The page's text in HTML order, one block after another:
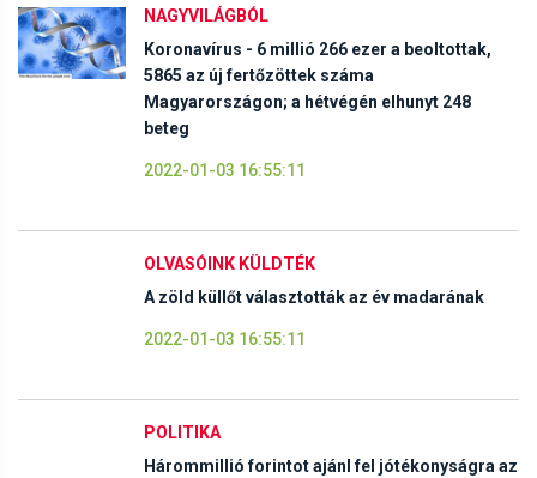
NAGYVILÁGBÓL
Koronavírus - 6 millió 266 ezer a beoltottak,
5865 az új fertőzöttek száma
Magyarországon; a hétvégén elhunyt 248
beteg
2022-01-03 16:55:11
OLVASÓINK KÜLDTÉK
A zöld küllőt választották az év madarának
2022-01-03 16:55:11
POLITIKA
Hárommillió forintot ajánl fel jótékonyságra az